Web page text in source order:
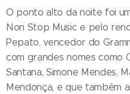
O ponto alto da noite foi
Non Stop Music e pelo
Pepato, vencedor do
com grandes nomes como
Santana, Simone Mendes,
Mendonça, e que também